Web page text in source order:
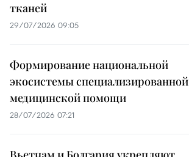
тканей
29/07/2026 09:05
Формирование национальной
экосистемы специализированной
медицинской помощи
28/07/2026 07:21